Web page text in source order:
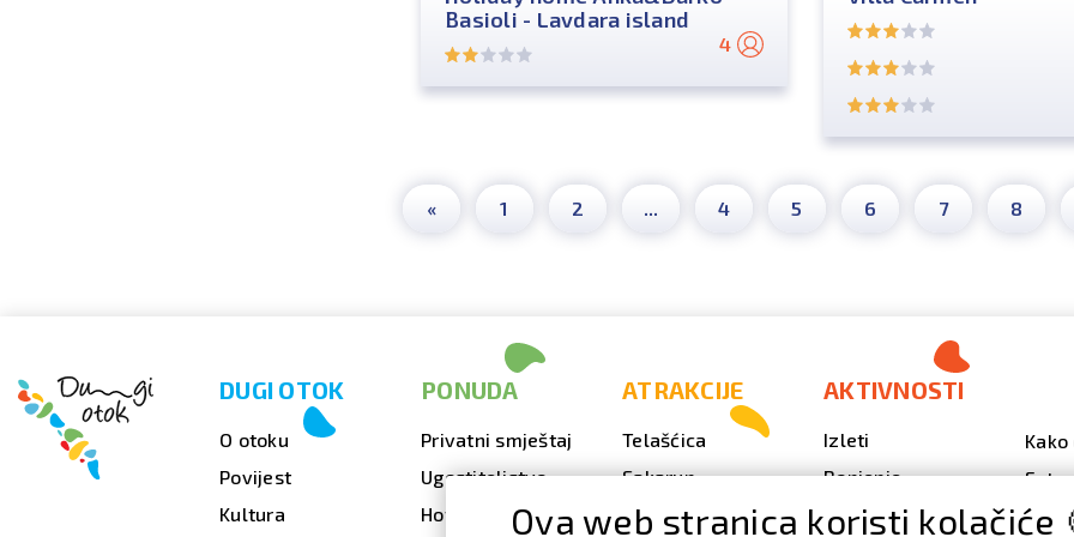
Basioli - Lavdara island
4
« 1 2 ... 4 5 6 7 8
DUGI OTOK
O otoku
Povijest
Kultura
PONUDA
Privatni smještaj
Ugostiteljstvo
Hoteli
ATRAKCIJE
Telašćica
Sakarun
Svjetionik Veli Rat
AKTIVNOSTI
Izleti
Ronjenje
Outdoor
Kako
Ova web stranica koristi kolačiće